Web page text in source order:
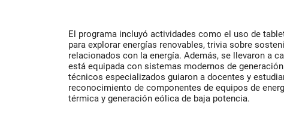
El programa incluyó actividades como el uso de
para explorar energías renovables, trivia sobre
relacionados con la energía. Además, se llevaron a
está equipada con sistemas modernos de
técnicos especializados guiaron a docentes y
reconocimiento de componentes de equipos de
térmica y generación eólica de baja potencia.